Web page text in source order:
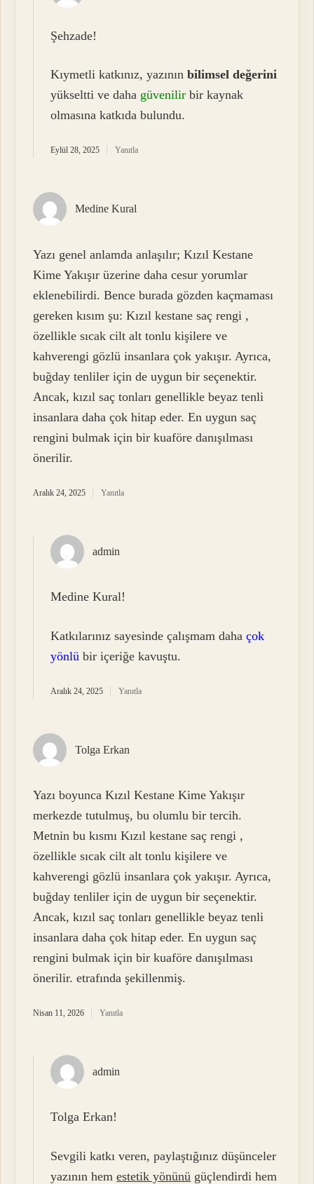
Şehzade!
Kıymetli katkınız, yazınınbilimsel değerini
yükseltti ve daha güvenilir bir kaynak
olmasına katkıda bulundu.
Eylül 28, 2025 Yanıtla
Medine Kural
Yazı genel anlamda anlaşılır; Kızıl Kestane
Kime Yakışır üzerine daha cesur yorumlar
eklenebilirdi. Bence burada gözden kaçmaması
gereken kısım şu: Kızıl kestane saç rengi ,
özellikle sıcak cilt alt tonlu kişilere ve
kahverengi gözlü insanlara çok yakışır. Ayrıca,
buğday tenliler için de uygun bir seçenektir.
Ancak, kızıl saç tonları genellikle beyaz tenli
insanlara daha çok hitap eder. En uygun saç
rengini bulmak için bir kuaföre danışılması
önerilir.
Aralık 24, 2025 Yanıtla
admin
Medine Kural!
Katkılarınız sayesinde çalışmam dahaçok
yönlü bir içeriğe kavuştu.
Aralık 24, 2025 Yanıtla
Tolga Erkan
Yazı boyunca Kızıl Kestane Kime Yakışır
merkezde tutulmuş, bu olumlu bir tercih.
Metnin bu kısmı Kızıl kestane saç rengi ,
özellikle sıcak cilt alt tonlu kişilere ve
kahverengi gözlü insanlara çok yakışır. Ayrıca,
buğday tenliler için de uygun bir seçenektir.
Ancak, kızıl saç tonları genellikle beyaz tenli
insanlara daha çok hitap eder. En uygun saç
rengini bulmak için bir kuaföre danışılması
önerilir. etrafında şekillenmiş.
Nisan 11, 2026 Yanıtla
admin
Tolga Erkan!
Sevgili katkı veren, paylaştığınız düşünceler
yazının hemestetik yönünü güçlendirdi hem